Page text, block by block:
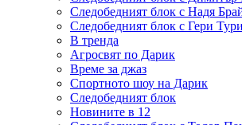
Следобедният блок с Надя
Следобедният блок с Гери
В тренда
Агросвят по Дарик
Време за джаз
Спортното шоу на Дарик
Следобедният блок
Новините в 12